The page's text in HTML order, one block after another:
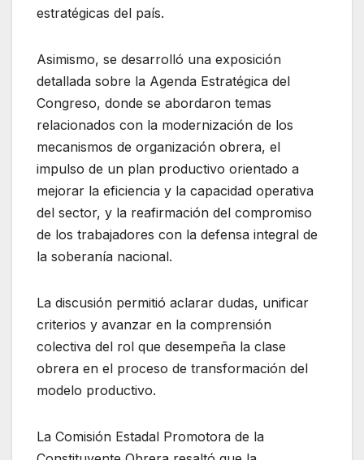
estratégicas del país.
Asimismo, se desarrolló una exposición
detallada sobre la Agenda Estratégica del
Congreso, donde se abordaron temas
relacionados con la modernización de los
mecanismos de organización obrera, el
impulso de un plan productivo orientado a
mejorar la eficiencia y la capacidad operativa
del sector, y la reafirmación del compromiso
de los trabajadores con la defensa integral de
la soberanía nacional.
La discusión permitió aclarar dudas, unificar
criterios y avanzar en la comprensión
colectiva del rol que desempeña la clase
obrera en el proceso de transformación del
modelo productivo.
La Comisión Estadal Promotora de la